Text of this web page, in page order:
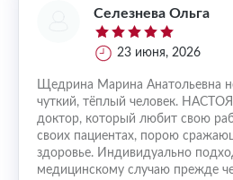
Селезнева Ольга
23 июня, 2026
Щедрина Марина Анатольевна
чуткий, тёплый человек.
доктор, который любит свою
своих пациентах, порою
здоровье. Индивидуально
медицинскому случаю прежде